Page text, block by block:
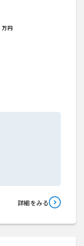
万円
詳細をみる